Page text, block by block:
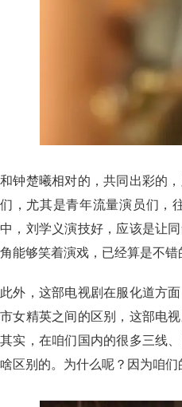
和钟楚曦相对的，共同出彩的
们，尤其是青年流量演员们，
中，刘学义演技好，应该是让
角能够笑着演戏，已经算是不错
此外，这部电视剧在服化道方
市女精英之间的区别，这部电
其实，在咱们国内的很多三线
啥区别的。为什么呢？因为咱